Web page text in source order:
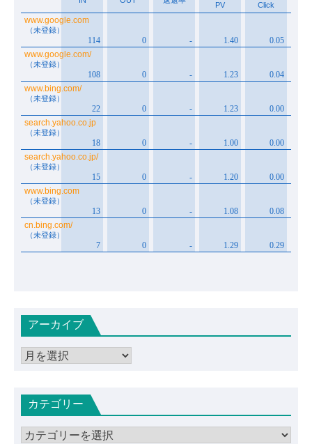
アーカイブ
ア
イカテゴリー
カ